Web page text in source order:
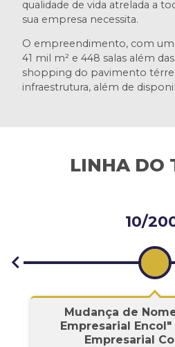
qualidade de vida atrelada a
sua empresa necessita.
O empreendimento, com
41 mil m² e 448 salas além
shopping do pavimento
infraestrutura, além de
LINHA DO
10/
Mudança de
Empresarial
Empresarial